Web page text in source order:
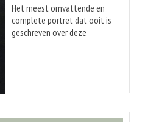
Het meest omvattende en
complete portret dat ooit is
geschreven over deze
dood hebben het
briljante, doortastende en